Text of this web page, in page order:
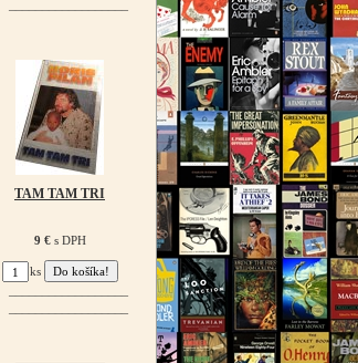
TAM TAM TRI
9 €s DPH
ks